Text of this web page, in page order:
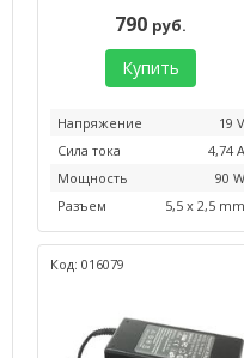
790 руб.
Купить
Напряжение
19 V
Сила тока
4,74 А
Мощность
90 W
Разъем
5,5 x 2,5 mm
Код: 016079